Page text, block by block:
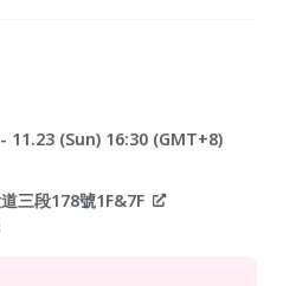
11.23 (Sun) 16:30 (GMT+8)
三段178號1F&7F